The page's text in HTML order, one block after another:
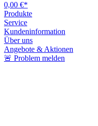
0,00 €*
Produkte
Service
Kundeninformation
Über uns
Angebote & Aktionen
🚨 Problem melden